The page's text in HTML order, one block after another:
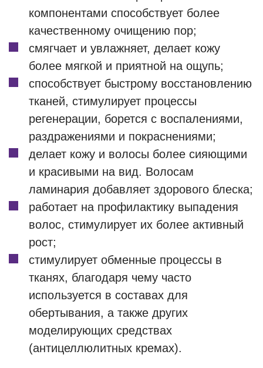
компонентами способствует более
качественному очищению пор;
смягчает и увлажняет, делает кожу
более мягкой и приятной на ощупь;
способствует быстрому восстановлению
тканей, стимулирует процессы
регенерации, борется с воспалениями,
раздражениями и покраснениями;
делает кожу и волосы более сияющими
и красивыми на вид. Волосам
ламинария добавляет здорового блеска;
работает на профилактику выпадения
волос, стимулирует их более активный
рост;
стимулирует обменные процессы в
тканях, благодаря чему часто
используется в составах для
обертывания, а также других
моделирующих средствах
(антицеллюлитных кремах).